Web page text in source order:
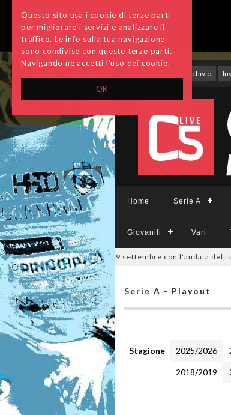
OK
Questo sito usa i cookie di terze parti
per migliorare i servizi e analizzare il
traffico. Le info sulla tua navigazione
sono condivise con queste terze parti.
Navigando ne accetti l'uso dei cookie.
Archivio
Home Serie A
Giovanili Vari
Divisione, si parte il 19 settembre con l'andata del
Serie A - Playout
Stagione 2025/2026
2018/2019